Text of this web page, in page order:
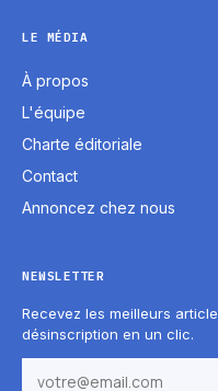
LE MÉDIA
À propos
L'équipe
Charte éditoriale
Contact
Annoncez chez nous
NEWSLETTER
Recevez les meilleurs
désinscription en un clic.